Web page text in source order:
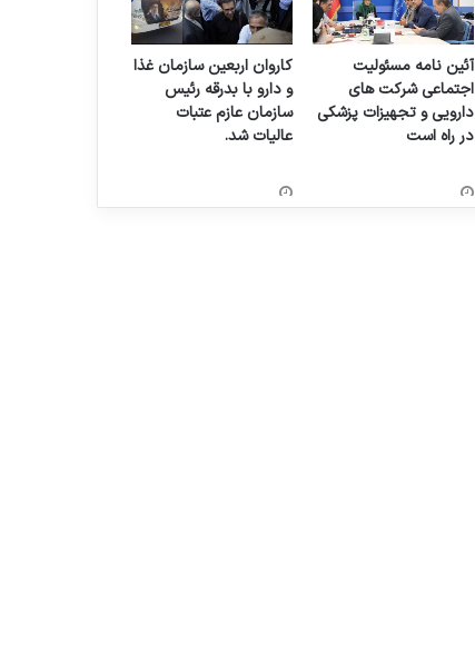
آئین نامه مسئولیت
اجتماعی شرکت های
دارویی و تجهیزات پزشکی
در راه است
کاروان اربعین سازمان غذا
و دارو با بدرقه رئیس
سازمان عازم عتبات
عالیات شد.